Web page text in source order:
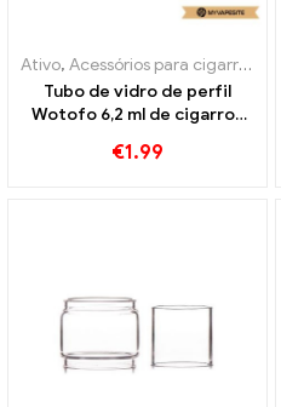
Ativo, Acessórios para cigarros eletrônicos
Tubo de vidro de perfil
Wotofo 6,2 ml de cigarros
Personalizado
€1.99